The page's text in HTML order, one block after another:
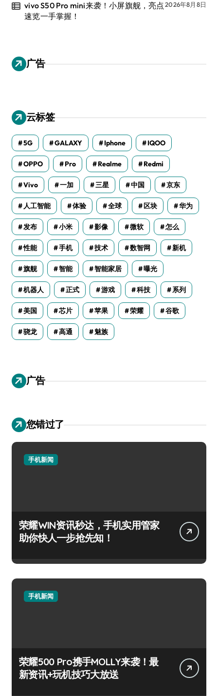
vivo S50 Pro mini来袭！小屏旗舰，亮点
速览一手掌握！
2026年8月8日
广告
云标签
5G GALAXY Iphone IQOO
OPPO Pro Realme Redmi
Vivo 一加 三星 中国 京东
人工智能 体验 全球 区块 华为
发布 小米 影像 微软 怎么
性能 手机 技术 数智网 新机
旗舰 智能 智能家居 曝光
机器人 正式 游戏 科技 系列
美国 芯片 苹果 荣耀 谷歌
骁龙 高通 魅族
广告
您错过了
手机新闻
荣耀WIN资讯秒达，手机实用管家
助你快人一步抢先知！
手机新闻
荣耀500 Pro携手MOLLY来袭！最
新资讯+玩机技巧大放送